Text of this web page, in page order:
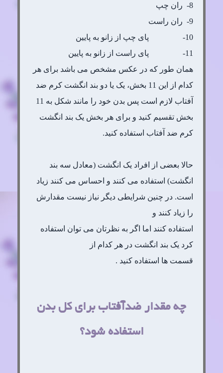
8- ران چپ
9- ران راست
10- پای چپ از زانو به پایین
11- پای راست از زانو به پایین
همان طور که در عکس مشخص می باشد برای هر
کدام از این 11 بخش، یک یا دو بند انگشت کرم ضد
آفتاب لازم است پس بدن خود را مانند شکل به 11
بخش تقسیم کنید و برای هر بخش یک بند انگشت
کرم ضد آفتاب استفاده کنید.
حالا بعضی از افراد یک انگشت (معادل سه بند
انگشت) استفاده می کنند و احساس می کنند زیاد
است. در چنین شرایطی دیگر نیاز نیست مقدارش
را زیاد کنند و
استفاده کنند اما اگر به نظرتان می توان استفاده
کرد یک بند انگشت در هر کدام از
قسمت ها استفاده کنید .
چه مقدار ضدآفتاب برای کل بدن
استفاده شود؟